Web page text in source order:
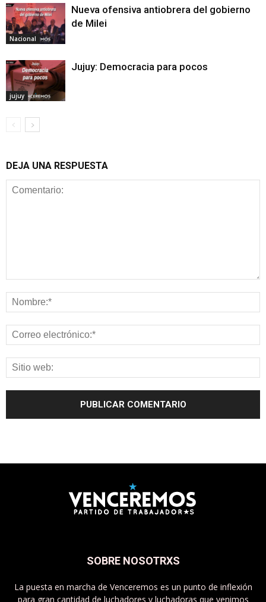
Nacional
Nueva ofensiva antiobrera del gobierno
de Milei
jujuy
Jujuy: Democracia para pocos
DEJA UNA RESPUESTA
SOBRE NOSOTRXS
La puesta en marcha de Venceremos es un punto de inflexión
para gran cantidad de luchadores y luchadoras que venimos